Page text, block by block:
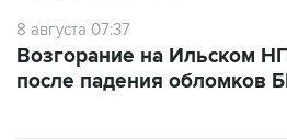
8 августа 07:37
Возгорание на Ильском
после падения обломков